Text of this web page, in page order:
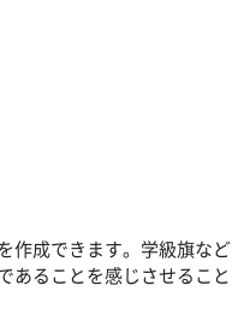
作成できます。学級旗など
あることを感じさせること